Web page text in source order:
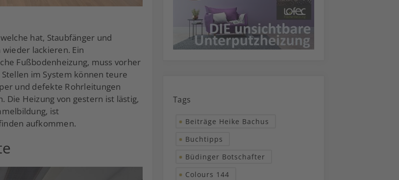
hat, Staubfänger und
lackieren. Ein
Fußbodenheizung, muss vorher
im System können teure
und defekte Rohrleitungen
Die Heizung von gestern ist lästig,
ist
aufkommen.
Tags
Beiträge Heike Bachus
Buchtipps
Büdinger Botschafter
Colours 144